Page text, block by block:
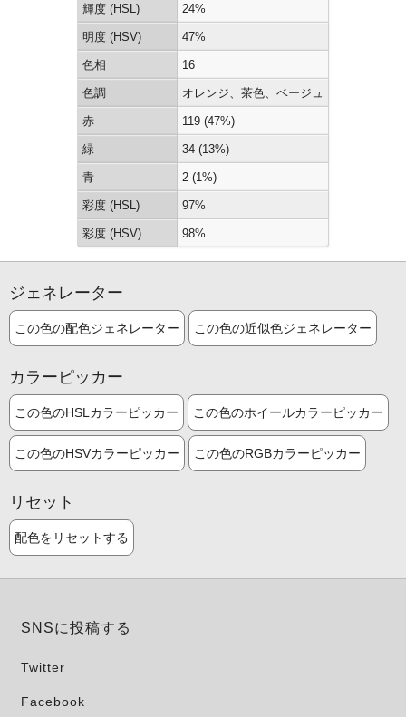
輝度 (HSL) 24%
明度 (HSV) 47%
色相 16
色調 オレンジ、茶色、ベージュ
赤 119 (47%)
緑 34 (13%)
青 2 (1%)
彩度 (HSL) 97%
彩度 (HSV) 98%
ジェネレーター
この色の配色ジェネレーター この色の近似色ジェネレーター
カラーピッカー
この色のHSLカラーピッカー この色のホイールカラーピッカー
この色のHSVカラーピッカー この色のRGBカラーピッカー
リセット
配色をリセットする
SNSに投稿する
Twitter
Facebook